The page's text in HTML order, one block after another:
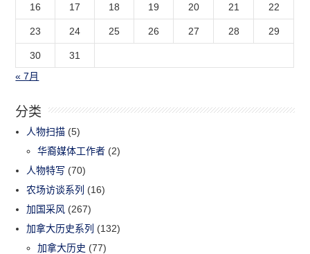
16 17 18 19 20 21 22
23 24 25 26 27 28 29
30
31
« 7月
分类
人物扫描 (5)
华裔媒体工作者 (2)
人物特写 (70)
农场访谈系列 (16)
加国采风 (267)
加拿大历史系列 (132)
加拿大历史 (77)